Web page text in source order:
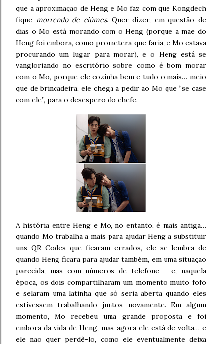
que a aproximação de Heng e Mo faz com que Kongdech
fique morrendo de ciúmes. Quer dizer, em questão de
dias o Mo está morando com o Heng (porque a mãe do
Heng foi embora, como prometera que faria, e Mo estava
procurando um lugar para morar), e o Heng está se
vangloriando no escritório sobre como é bom morar
com o Mo, porque ele cozinha bem e tudo o mais… meio
que de brincadeira, ele chega a pedir ao Mo que “se case
com ele”, para o desespero do chefe.
A história entre Heng e Mo, no entanto, é mais antiga…
quando Mo trabalha a mais para ajudar Heng a substituir
uns QR Codes que ficaram errados, ele se lembra de
quando Heng ficara para ajudar também, em uma situação
parecida, mas com números de telefone – e, naquela
época, os dois compartilharam um momento muito fofo
e selaram uma latinha que só seria aberta quando eles
estivessem trabalhando juntos novamente. Em algum
momento, Mo recebeu uma grande proposta e foi
embora da vida de Heng, mas agora ele está de volta… e
ele não quer perdê-lo, como ele eventualmente deixa